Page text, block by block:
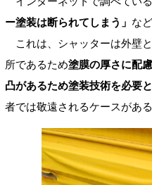
ー塗装は断られてしまう」 な
これは、シャッターは外壁
所であるため塗膜の厚さに配
凸があるため塗装技術を必要
者では敬遠されるケースがある